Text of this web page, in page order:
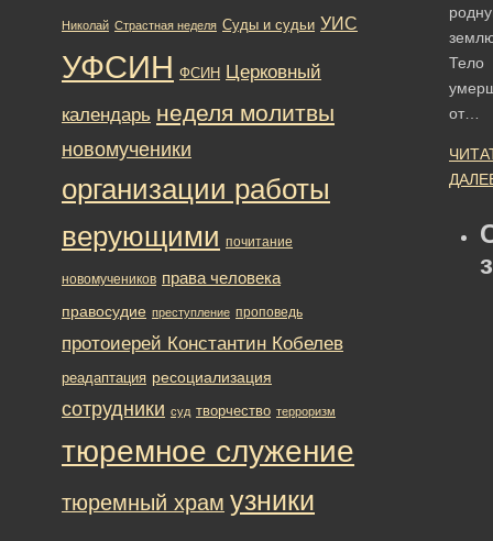
Тело
от…
Николай Страстная неделя Суды и судьи УИС
УФСИН ФСИН Церковный
календарь неделя молитвы
новомученики
организации работы
верующими почитание
новомучеников права человека
правосудие преступление проповедь
протоиерей Константин Кобелев
реадаптация ресоциализация
сотрудники суд творчество терроризм
тюремное служение
тюремный храм узники